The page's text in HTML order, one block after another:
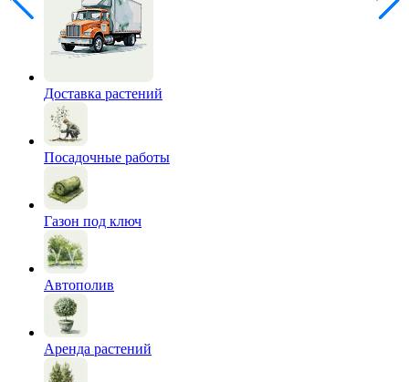
Доставка растений
Посадочные работы
Газон под ключ
Автополив
Аренда растений